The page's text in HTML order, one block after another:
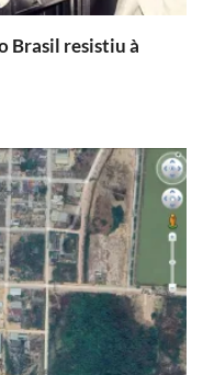
Brasil resistiu à